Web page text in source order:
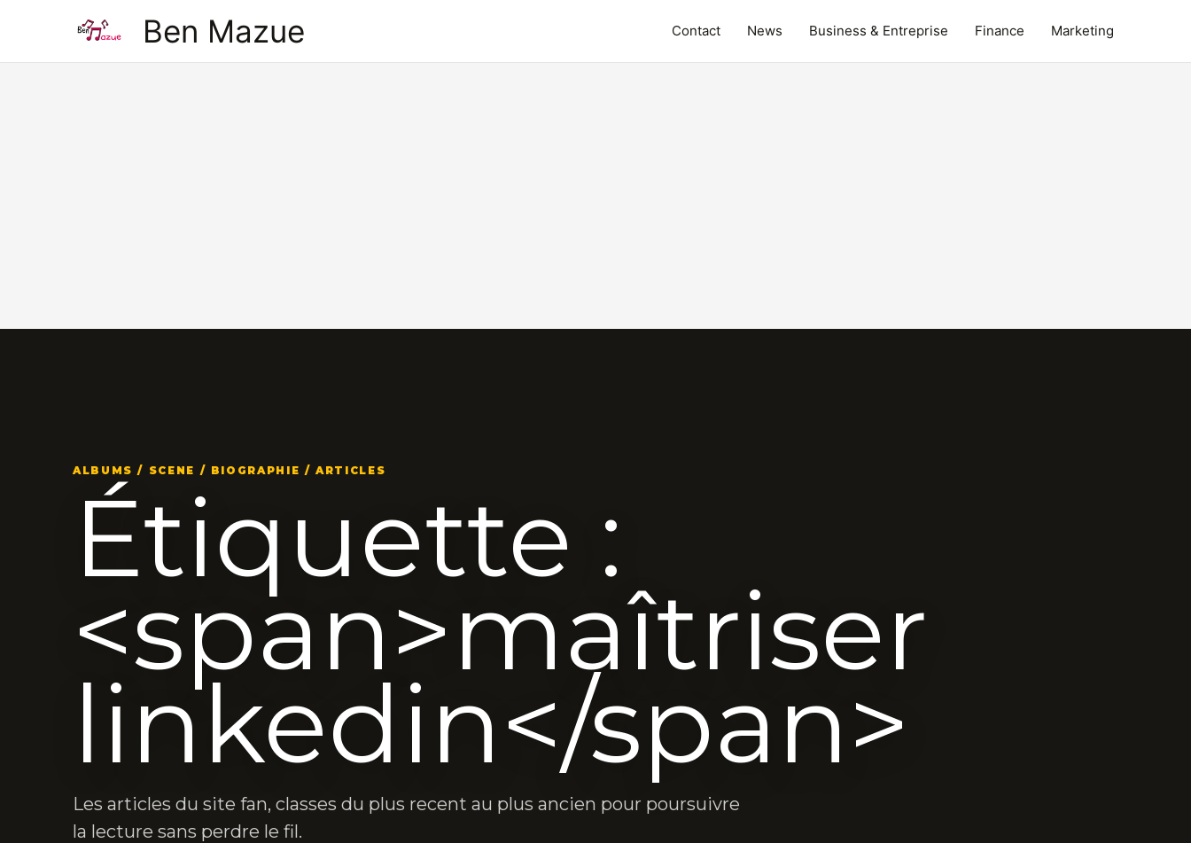
Ben Mazue Contact News Business & Entreprise Finance Marketing
ALBUMS / SCENE / BIOGRAPHIE / ARTICLES
Étiquette :
<span>maîtriser
linkedin</span>
Les articles du site fan, classes du plus recent au plus ancien pour poursuivre
la lecture sans perdre le fil.